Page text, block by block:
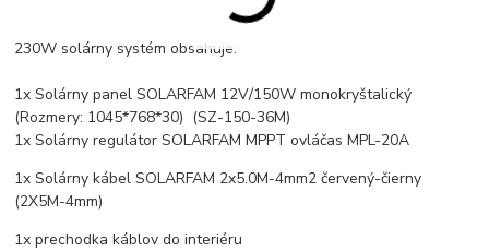
230W solárny systém obsahuje:
1x Solárny panel SOLARFAM 12V/150W monokryštalický
(Rozmery: 1045*768*30) (SZ-150-36M)
1x Solárny regulátor SOLARFAM MPPT ovláčas MPL-20A
1x Solárny kábel SOLARFAM 2x5.0M-4mm2 červený-čierny
(2X5M-4mm)
1x prechodka káblov do interiéru